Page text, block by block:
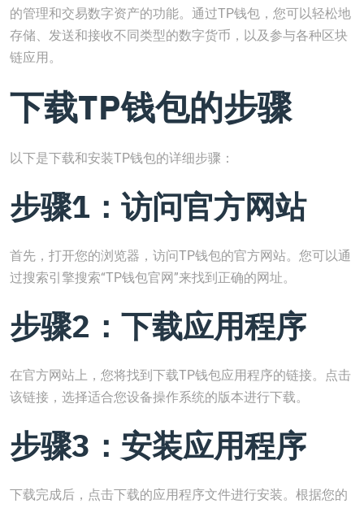
的管理和交易数字资产的功能。通过TP钱包，您可以轻松地
存储、发送和接收不同类型的数字货币，以及参与各种区块
链应用。
下载TP钱包的步骤
以下是下载和安装TP钱包的详细步骤：
步骤1：访问官方网站
首先，打开您的浏览器，访问TP钱包的官方网站。您可以通
过搜索引擎搜索“TP钱包官网”来找到正确的网址。
步骤2：下载应用程序
在官方网站上，您将找到下载TP钱包应用程序的链接。点击
该链接，选择适合您设备操作系统的版本进行下载。
步骤3：安装应用程序
下载完成后，点击下载的应用程序文件进行安装。根据您的